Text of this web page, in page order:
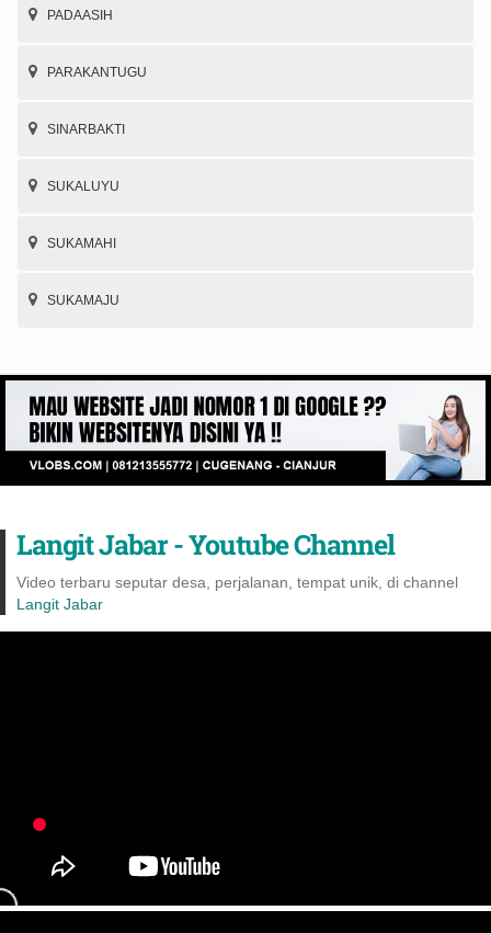
PADAASIH
PARAKANTUGU
SINARBAKTI
SUKALUYU
SUKAMAHI
SUKAMAJU
Langit Jabar - Youtube Channel
Video terbaru seputar desa, perjalanan, tempat unik, di channel
Langit Jabar